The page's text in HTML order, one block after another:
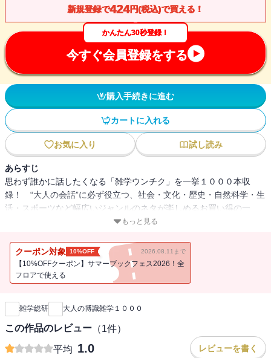
新規登録で424円(税込)で買える！
かんたん30秒登録！
今すぐ会員登録をする
購入手続きに進む
カートに入れる
お気に入り 試し読み
あらすじ
思わず誰かに話したくなる「雑学ウンチク」を一挙１０００本収
録！ “大人の会話”に必ず役立つ、社会・文化・歴史・自然科学・生
活・スポーツなど幅広いジャンルのネタが楽しめるお買い得の一
もっと見る
クーポン対象 10%OFF 2026.08.11まで
【10%OFFクーポン】サマーブックフェス2026！全
フロアで使える
新刊通知
雑学総研 大人の博識雑学１０００
この作品のレビュー （1件）
平均 1.0 レビューを書く